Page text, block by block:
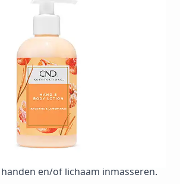
hand- en bodylotion met een
die de huid hydrateert en
met vitamine A+E en Aloë Vera.
oliën zorgen voor
momenten.Deze bijzondere
in diverse combinatie aroma’s
en kruiden, voor elk moment en
verzorging van hand & lichaam,
per dag te gebruiken. Zeer lange
en/of lichaam inmasseren.